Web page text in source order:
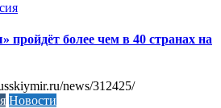
пройдёт более чем в 40 странах на
news/312425/
Новости